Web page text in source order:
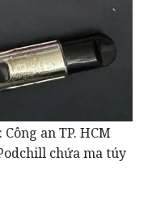
an TP. HCM
chứa ma túy